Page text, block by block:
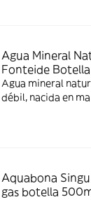
Agua Mineral
Fonteide
Agua mineral
débil, nacida en
Aquabona
gas botella